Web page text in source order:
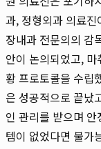
과, 정형외과 의료
장내과 전문의의 감
안이 논의되었고,
황 프로토콜을 수립
은 성공적으로 끝났
인 관리를 받으며
템이 없었다면 불가